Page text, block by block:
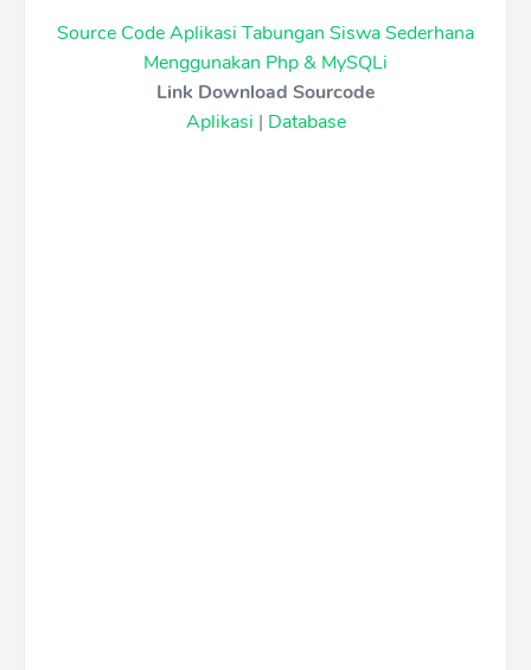
Source Code Aplikasi Tabungan Siswa Sederhana
Menggunakan Php & MySQLi
Link Download Sourcode
Aplikasi | Database